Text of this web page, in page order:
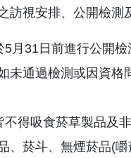
訪視安排、公開檢測
月31日前進行公開
未通過檢測或因資
得吸食菸草製品及
、菸斗、無煙菸品(嚼